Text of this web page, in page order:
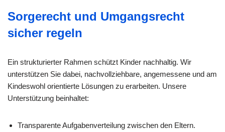
Sorgerecht und Umgangsrecht
sicher regeln
Ein strukturierter Rahmen schützt Kinder nachhaltig. Wir
unterstützen Sie dabei, nachvollziehbare, angemessene und am
Kindeswohl orientierte Lösungen zu erarbeiten. Unsere
Unterstützung beinhaltet:
Transparente Aufgabenverteilung zwischen den Eltern.